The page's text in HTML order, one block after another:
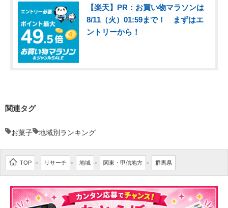
【楽天】PR：お買い物マラソンは
8/11（火）01:59まで！ まずはエ
ントリーから！
関連タグ
お菓子 地域別ランキング
TOP > リサーチ > 地域 > 関東・甲信地方 > 群馬県